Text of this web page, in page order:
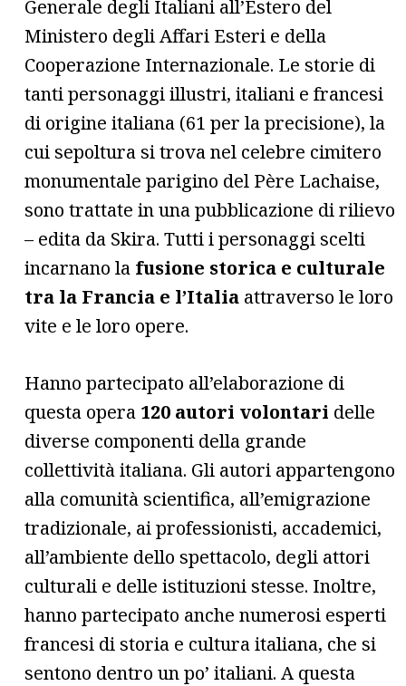
Generale degli Italiani all’Estero del
Ministero degli Affari Esteri e della
Cooperazione Internazionale. Le storie di
tanti personaggi illustri, italiani e francesi
di origine italiana (61 per la precisione), la
cui sepoltura si trova nel celebre cimitero
monumentale parigino del Père Lachaise,
sono trattate in una pubblicazione di rilievo
– edita da Skira. Tutti i personaggi scelti
incarnano la fusione storica e culturale
tra la Francia e l’Italia attraverso le loro
vite e le loro opere.
Hanno partecipato all’elaborazione di
questa opera 120 autori volontari delle
diverse componenti della grande
collettività italiana. Gli autori appartengono
alla comunità scientifica, all’emigrazione
tradizionale, ai professionisti, accademici,
all’ambiente dello spettacolo, degli attori
culturali e delle istituzioni stesse. Inoltre,
hanno partecipato anche numerosi esperti
francesi di storia e cultura italiana, che si
sentono dentro un po’ italiani. A questa